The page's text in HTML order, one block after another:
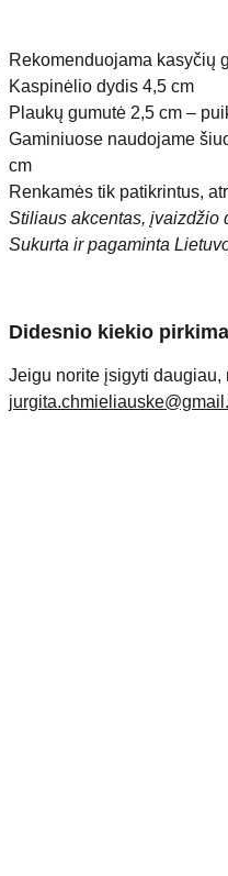
Rekomenduojama kasyčių
Kaspinėlio dydis 4,5 cm
Plaukų gumutė 2,5 cm –
Gaminiuose naudojame
cm
Renkamės tik patikrintus,
Stiliaus akcentas, įvaizdžio
Sukurta ir pagaminta
Didesnio kiekio
Jeigu norite įsigyti